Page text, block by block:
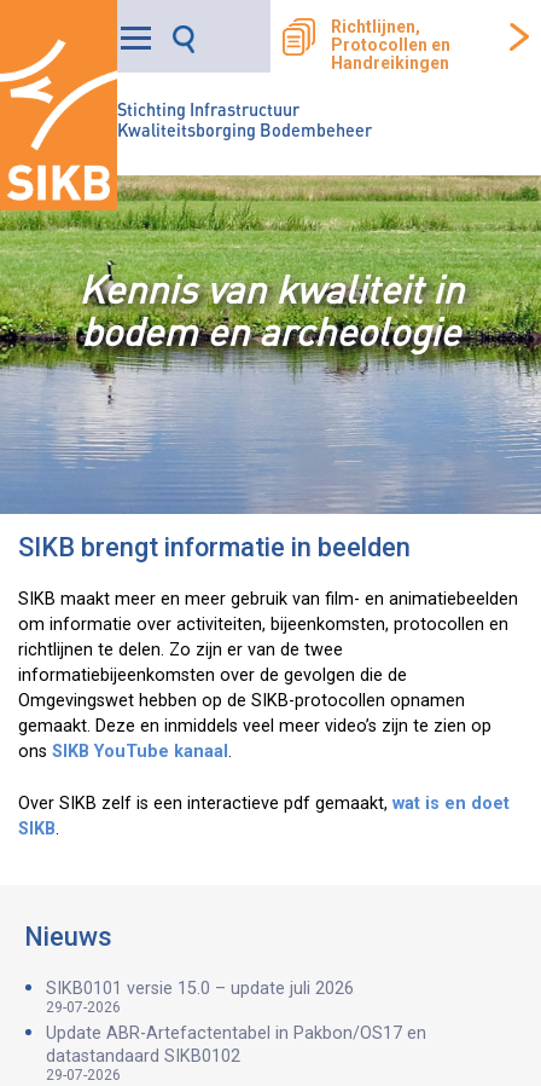
Stichting Infrastructuur
Kwaliteitsborging Bodembeheer
Richtlijnen,
Protocollen en
Handreikingen
Kennis van kwaliteit in
bodem en archeologie
SIKB brengt informatie in beelden
SIKB maakt meer en meer gebruik van film- en animatiebeelden
om informatie over activiteiten, bijeenkomsten, protocollen en
richtlijnen te delen. Zo zijn er van de twee
informatiebijeenkomsten over de gevolgen die de
Omgevingswet hebben op de SIKB-protocollen opnamen
gemaakt. Deze en inmiddels veel meer video’s zijn te zien op
ons SIKB YouTube kanaal .
Over SIKB zelf is een interactieve pdf gemaakt, wat is en doet
SIKB.
Nieuws
SIKB0101 versie 15.0 – update juli 2026
29-07-2026
Update ABR-Artefactentabel in Pakbon/OS17 en
datastandaard SIKB0102
29-07-2026